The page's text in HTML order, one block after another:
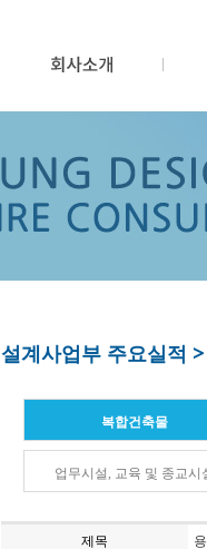
설계사업부 주요실적
복합건축물
업무시설, 교육 및 종교시
제목